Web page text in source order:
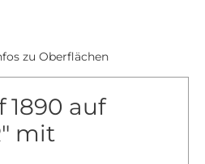
zu Oberflächen
1890 auf
mit